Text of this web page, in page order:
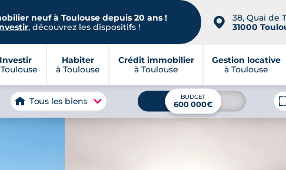
neuf à Toulouse depuis 20 ans !
, découvrez les dispositifs ! 📍
38, Quai de
31000
Investir
Habiter
à Toulouse
Crédit immobilier
à Toulouse
Gestion locative
à Toulouse
Tous les biens BUDGET
600 000€